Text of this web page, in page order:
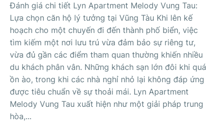
Đánh giá chi tiết Lyn Apartment Melody Vung Tau:
Lựa chọn căn hộ lý tưởng tại Vũng Tàu Khi lên kế
hoạch cho một chuyến đi đến thành phố biển, việc
tìm kiếm một nơi lưu trú vừa đảm bảo sự riêng tư,
vừa đủ gần các điểm tham quan thường khiến nhiều
du khách phân vân. Những khách sạn lớn đôi khi quá
ồn ào, trong khi các nhà nghỉ nhỏ lại không đáp ứng
được tiêu chuẩn về sự thoải mái. Lyn Apartment
Melody Vung Tau xuất hiện như một giải pháp trung
hòa,...